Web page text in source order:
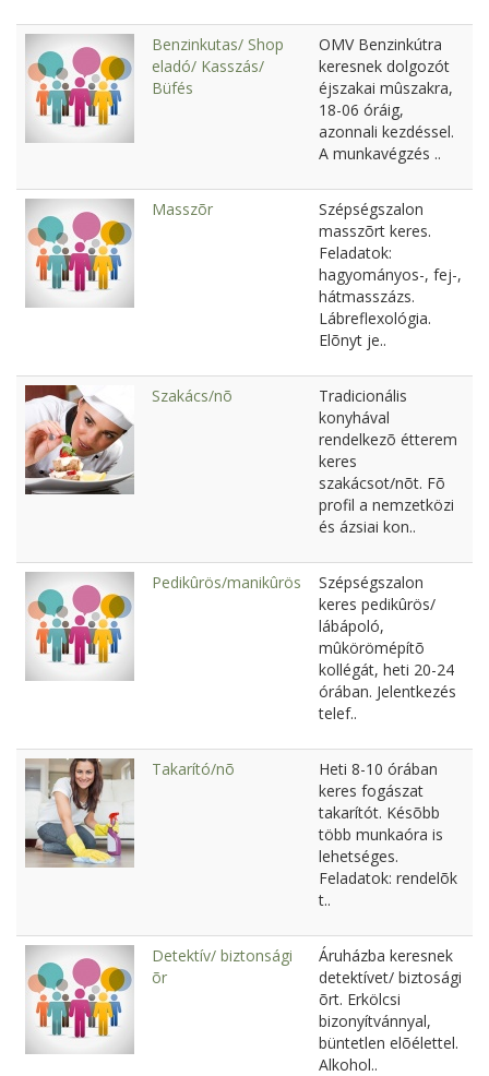
Benzinkutas/ Shop
eladó/ Kasszás/
Büfés
OMV Benzinkútra
keresnek dolgozót
éjszakai mûszakra,
18-06 óráig,
azonnali kezdéssel.
A munkavégzés ..
Masszõr
Szépségszalon
masszõrt keres.
Feladatok:
hagyományos-, fej-,
hátmasszázs.
Lábreflexológia.
Elõnyt je..
Szakács/nõ
Tradicionális
konyhával
rendelkezõ étterem
keres
szakácsot/nõt. Fõ
profil a nemzetközi
és ázsiai kon..
Pedikûrös/manikûrös
Szépségszalon
keres pedikûrös/
lábápoló,
mûkörömépítõ
kollégát, heti 20-24
órában. Jelentkezés
telef..
Takarító/nõ
Heti 8-10 órában
keres fogászat
takarítót. Késõbb
több munkaóra is
lehetséges.
Feladatok: rendelõk
t..
Detektív/ biztonsági
õr
Áruházba keresnek
detektívet/ biztosági
õrt. Erkölcsi
bizonyítvánnyal,
büntetlen elõélettel.
Alkohol..